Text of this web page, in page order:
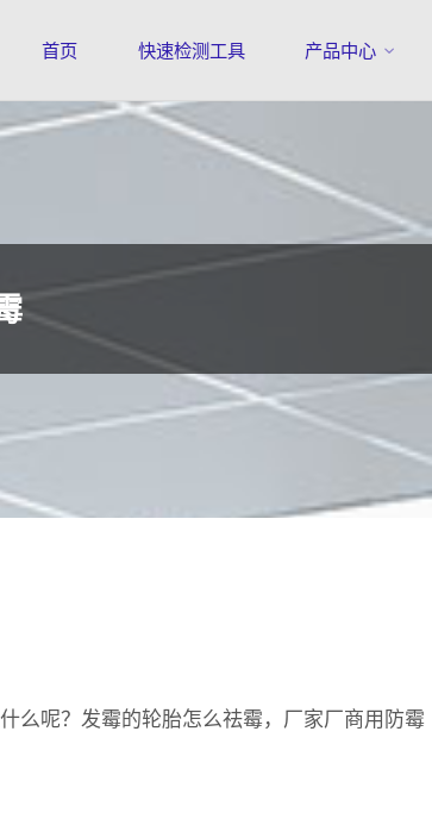
首页 快速检测工具 产品中心
么呢？发霉的轮胎怎么祛霉，厂家厂商用防霉